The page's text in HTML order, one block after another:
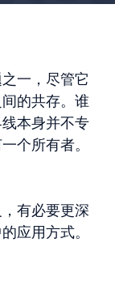
一，尽管它
的共存。谁
本身并不专
个所有者。
有必要更深
应用方式。